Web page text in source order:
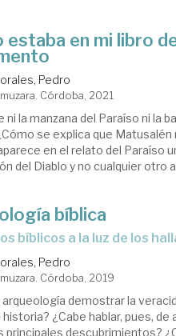
estaba en mi libro
Pedro
Córdoba, 2021
ni la manzana del Paraíso ni la
se explica que
en el relato del Paraíso
del Diablo y no cualquier otro
bíblica
bíblicos a la luz de los
Pedro
Córdoba, 2019
demostrar la
historia? ¿Cabe hablar, pues,
principales descubrimientos?